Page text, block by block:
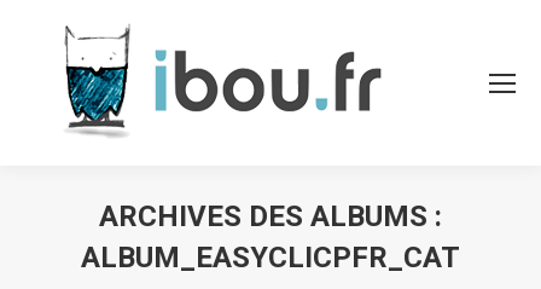
ARCHIVES DES ALBUMS :
ALBUM_EASYCLICPFR_CAT